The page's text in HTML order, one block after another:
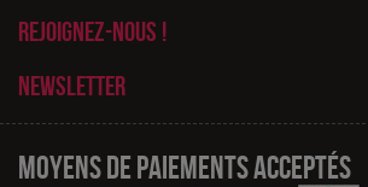
Rejoignez-nous !
Newsletter
Moyens de paiements acceptés